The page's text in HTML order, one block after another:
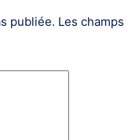
publiée. Les champs